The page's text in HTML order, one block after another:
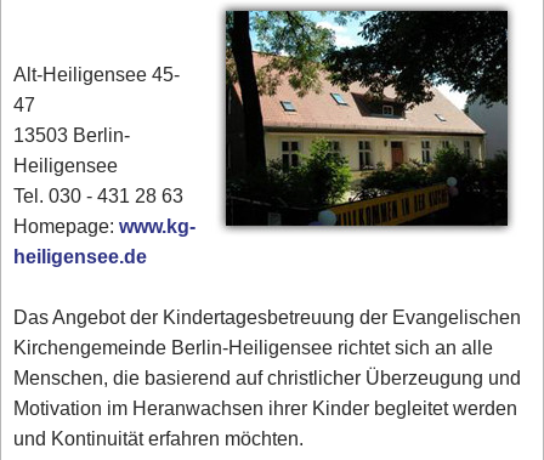
Alt-Heiligensee 45-
47
13503 Berlin-
Heiligensee
Tel. 030 - 431 28 63
Homepage:www.kg-
heiligensee.de
Das Angebot der Kindertagesbetreuung der Evangelischen
Kirchengemeinde Berlin-Heiligensee richtet sich an alle
Menschen, die basierend auf christlicher Überzeugung und
Motivation im Heranwachsen ihrer Kinder begleitet werden
und Kontinuität erfahren möchten.